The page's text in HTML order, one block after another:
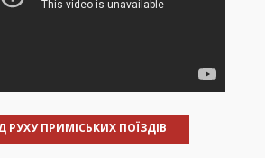
РУХУ ПРИМІСЬКИХ ПОЇЗДІВ